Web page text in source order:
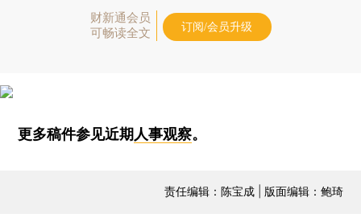
财新通会员
可畅读全文
订阅/会员升级
更多稿件参见近期 人事观察。
责任编辑：陈宝成 | 版面编辑：鲍琦